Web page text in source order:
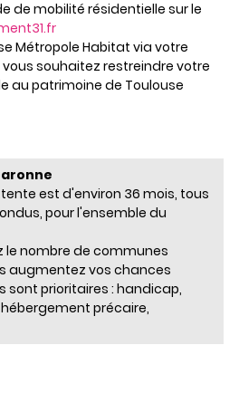
de mobilité résidentielle sur le
Métropole Habitat via votre
souhaitez restreindre votre
au patrimoine de Toulouse
est d'environ 36 mois, tous
pour l'ensemble du
le nombre de communes
augmentez vos chances
prioritaires : handicap,
précaire,